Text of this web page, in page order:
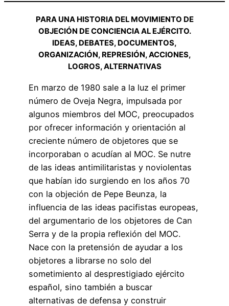
PARA UNA HISTORIA DEL MOVIMIENTO DE
OBJECIÓN DE CONCIENCIA AL EJÉRCITO.
IDEAS, DEBATES, DOCUMENTOS,
ORGANIZACIÓN, REPRESIÓN, ACCIONES,
LOGROS, ALTERNATIVAS
En marzo de 1980 sale a la luz el primer
número de Oveja Negra, impulsada por
algunos miembros del MOC, preocupados
por ofrecer información y orientación al
creciente número de objetores que se
incorporaban o acudían al MOC. Se nutre
de las ideas antimilitaristas y noviolentas
que habían ido surgiendo en los años 70
con la objeción de Pepe Beunza, la
influencia de las ideas pacifistas europeas,
del argumentario de los objetores de Can
Serra y de la propia reflexión del MOC.
Nace con la pretensión de ayudar a los
objetores a librarse no solo del
sometimiento al desprestigiado ejército
español, sino también a buscar
alternativas de defensa y construir